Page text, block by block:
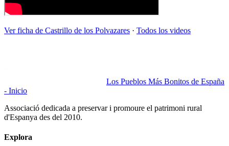
Ver ficha de Castrillo de los Polvazares · Todos los videos
Los Pueblos Más Bonitos de España
- Inicio
Associació dedicada a preservar i promoure el patrimoni rural
d'Espanya des del 2010.
Explora